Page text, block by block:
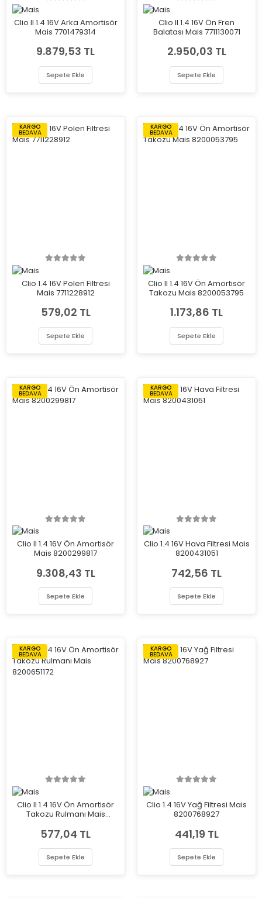
Clio II 1.4 16V Arka Amortisör
Mais 7701479314
9.879,53 TL
Sepete Ekle
Clio II 1.4 16V Ön Fren
Balatası Mais 7711130071
2.950,03 TL
Sepete Ekle
KARGO
BEDAVA
Clio 1.4 16V Polen Filtresi
Mais 7711228912
579,02 TL
Sepete Ekle
KARGO
BEDAVA
Clio II 1.4 16V Ön Amortisör
Takozu Mais 8200053795
1.173,86 TL
Sepete Ekle
KARGO
BEDAVA
Clio II 1.4 16V Ön Amortisör
Mais 8200299817
9.308,43 TL
Sepete Ekle
KARGO
BEDAVA
Clio 1.4 16V Hava Filtresi Mais
8200431051
742,56 TL
Sepete Ekle
KARGO
BEDAVA
Clio II 1.4 16V Ön Amortisör
Takozu Rulmanı Mais
577,04 TL
Sepete Ekle
KARGO
BEDAVA
Clio 1.4 16V Yağ Filtresi Mais
8200768927
441,19 TL
Sepete Ekle